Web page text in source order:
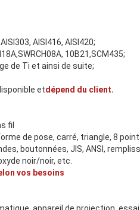
AISI416, AISI420;
10B21,SCM435;
de Ti et ainsi de suite;
etdépend du client.
fil
de pose, carré, triangle, 8
boutonnées, JIS, ANSI,
noir/noir, etc.
vos besoins
appareil de projection,